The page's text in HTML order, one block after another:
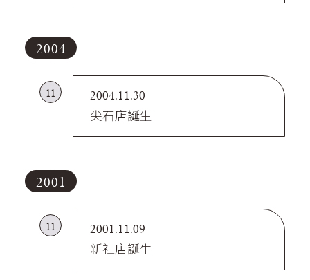
2004
11
2004.11.30
尖石店誕生
2001
11
2001.11.09
新社店誕生